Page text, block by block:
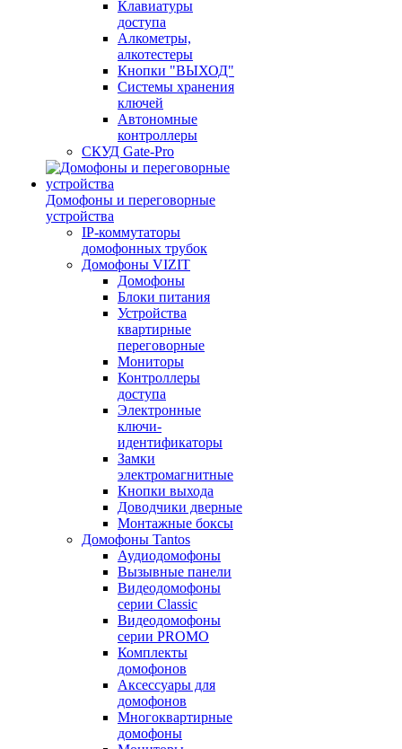
Клавиатуры
доступа
Алкометры,
алкотестеры
Кнопки "ВЫХОД"
Системы хранения
ключей
Автономные
контроллеры
СКУД Gate-Pro
Домофоны и переговорные
устройства
IP-коммутаторы
домофонных трубок
Домофоны VIZIT
Домофоны
Блоки питания
Устройства
квартирные
переговорные
Мониторы
Контроллеры
доступа
Электронные
ключи-
идентификаторы
Замки
электромагнитные
Кнопки выхода
Доводчики дверные
Монтажные боксы
Домофоны Tantos
Аудиодомофоны
Вызывные панели
Видеодомофоны
серии Classic
Видеодомофоны
серии PROMO
Комплекты
домофонов
Аксессуары для
домофонов
Многоквартирные
домофоны